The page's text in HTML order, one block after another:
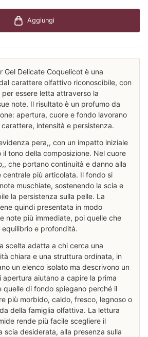
Aggiungi
Gel Delicate Coquelicot è una
carattere olfattivo riconoscibile, con
per essere letta attraverso la
note. Il risultato è un profumo da
apertura, cuore e fondo lavorano
intensità e persistenza.
pera,, con un impatto iniziale
tono della composizione. Nel cuore
che portano continuità e danno alla
più articolata. Il fondo si
muschiate, sostenendo la scia e
la persistenza sulla pelle. La
quindi presentata in modo
note più immediate, poi quelle che
e profondità.
scelta adatta a chi cerca una
chiara e una struttura ordinata, in
un elenco isolato ma descrivono un
apertura aiutano a capire la prima
quelle di fondo spiegano perché il
più morbido, caldo, fresco, legnoso o
della famiglia olfattiva. La lettura
rende più facile scegliere il
scia desiderata, alla presenza sulla